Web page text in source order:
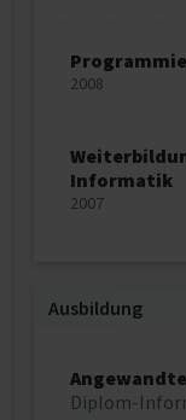
2008
Informatik
2007
Ausbildung
Diplom-